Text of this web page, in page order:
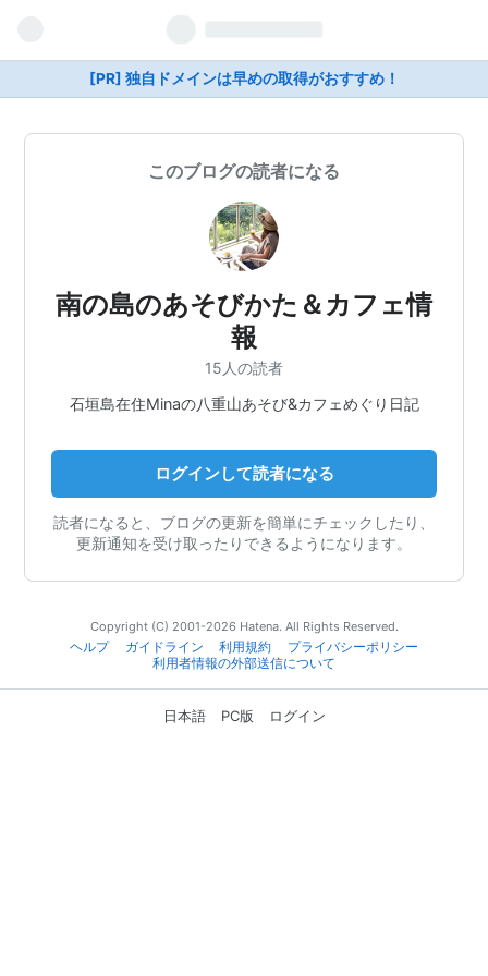
[PR] 独自ドメインは早めの取得がおすすめ！
このブログの読者になる
南の島のあそびかた＆カフェ情
報
15人の読者
石垣島在住Minaの八重山あそび&カフェめぐり日記
ログインして読者になる
読者になると、ブログの更新を簡単にチェックしたり、
更新通知を受け取ったりできるようになります。
Copyright (C) 2001-2026 Hatena. All Rights Reserved.
ヘルプ
ガイドライン 利用規約
プライバシーポリシー
利用者情報の外部送信について
日本語 PC版 ログイン